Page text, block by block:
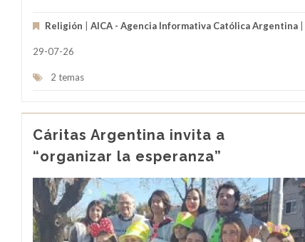
Religión AICA - Agencia Informativa Católica Argentina
29-07-26
2 temas
Cáritas Argentina invita a
“organizar la esperanza”